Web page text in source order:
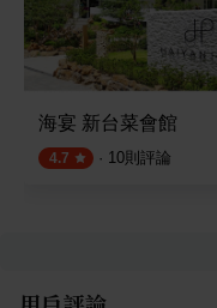
海宴 新台菜會館
4.7 · 10則評論